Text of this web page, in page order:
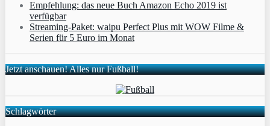
Empfehlung: das neue Buch Amazon Echo 2019 ist
verfügbar
Streaming-Paket: waipu Perfect Plus mit WOW Filme &
Serien für 5 Euro im Monat
Jetzt anschauen! Alles nur Fußball!
Schlagwörter